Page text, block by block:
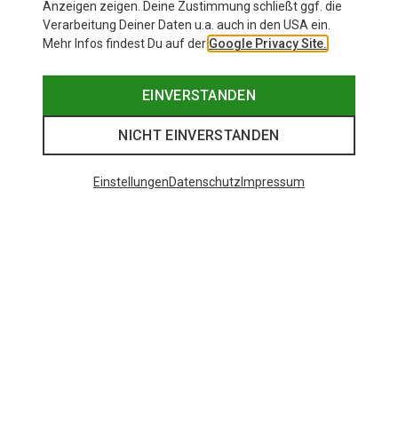
Anzeigen zeigen. Deine Zustimmung schließt ggf. die
Verarbeitung Deiner Daten u.a. auch in den USA ein.
Mehr Infos findest Du auf der Google Privacy Site.
EINVERSTANDEN
NICHT EINVERSTANDEN
EinstellungenDatenschutz Impressum